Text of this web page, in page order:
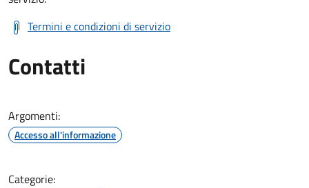
Termini e condizioni di servizio
Contatti
Argomenti:
Accesso all'informazione
Categorie: